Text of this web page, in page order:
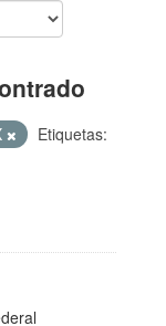
Etiquetas: